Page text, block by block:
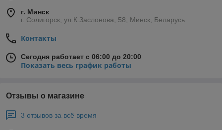
г. Минск
г. Солигорск, ул.К.Заслонова, 58, Минск, Беларусь
Контакты
Сегодня работает с 06:00 до 20:00
Показать весь график работы
Отзывы о магазине
3 отзывов за всё время